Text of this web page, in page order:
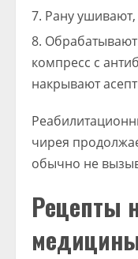
Рану
компресс с
накрывают
чирея
обычно не
Рецепты